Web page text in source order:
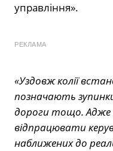
управління».
РЕКЛАМА
«Уздовж колії
позначають
дороги тощо. Адже
відпрацювати
наближених до